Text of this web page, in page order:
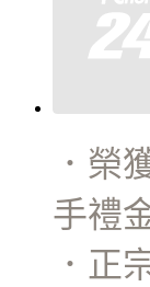
．榮
手禮
．正